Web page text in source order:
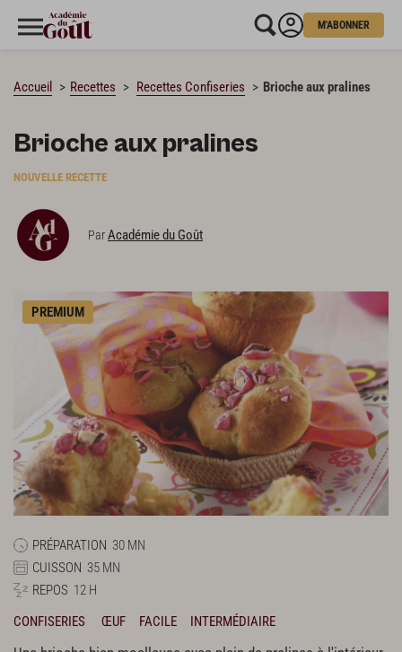
M'ABONNER
Accueil Recettes Recettes Confiseries Brioche aux pralines
Brioche aux pralines
NOUVELLE RECETTE
ParAcadémie du Goût
PREMIUM
PRÉPARATION 30 MN
CUISSON 35 MN
REPOS 12 H
CONFISERIES
ŒUF FACILE INTERMÉDIAIRE
CHARGEMENT…